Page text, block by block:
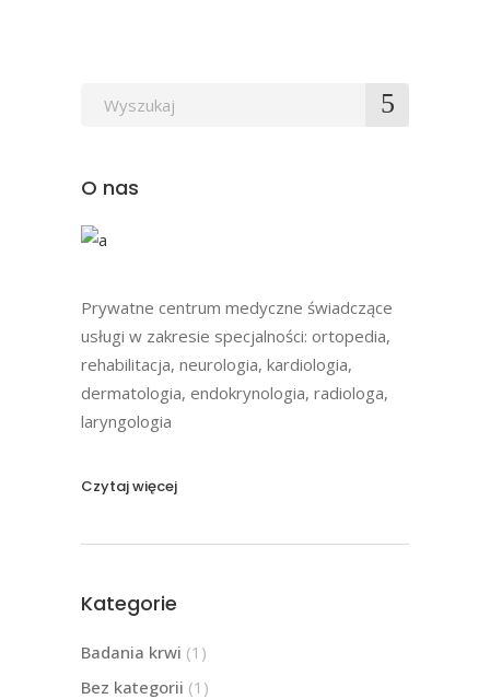
Wyszukaj
O nas
Prywatne centrum medyczne świadczące
usługi w zakresie specjalności: ortopedia,
rehabilitacja, neurologia, kardiologia,
dermatologia, endokrynologia, radiologa,
laryngologia
Czytaj więcej
Kategorie
Badania krwi (1)
Bez kategorii (1)